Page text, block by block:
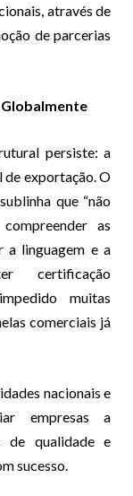
através de
de parcerias
persiste: a
exportação. O
que “não
as
a linguagem e a
certificação
muitas
comerciais já
nacionais e
empresas a
de qualidade e
sucesso.